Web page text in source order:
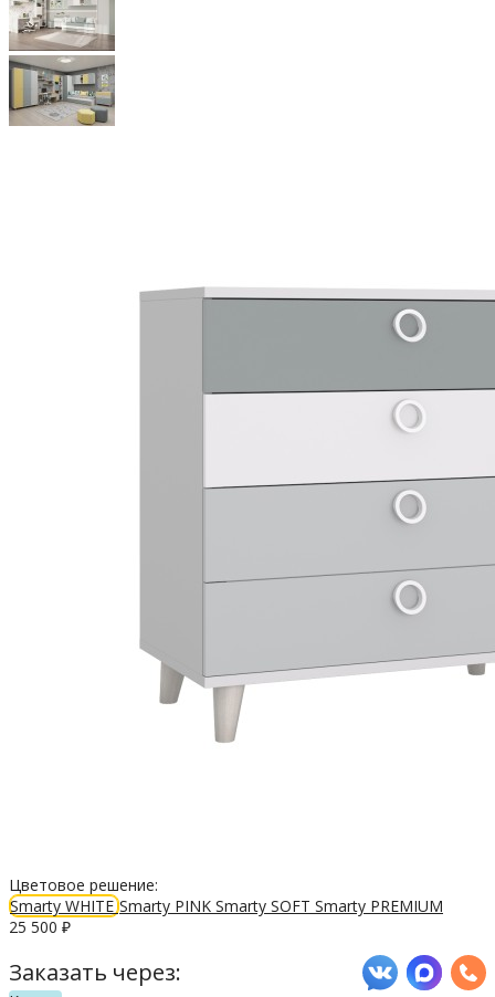
Цветовое решение:
Smarty WHITESmarty PINK Smarty SOFT Smarty PREMIUM
25 500 ₽
Заказать через: